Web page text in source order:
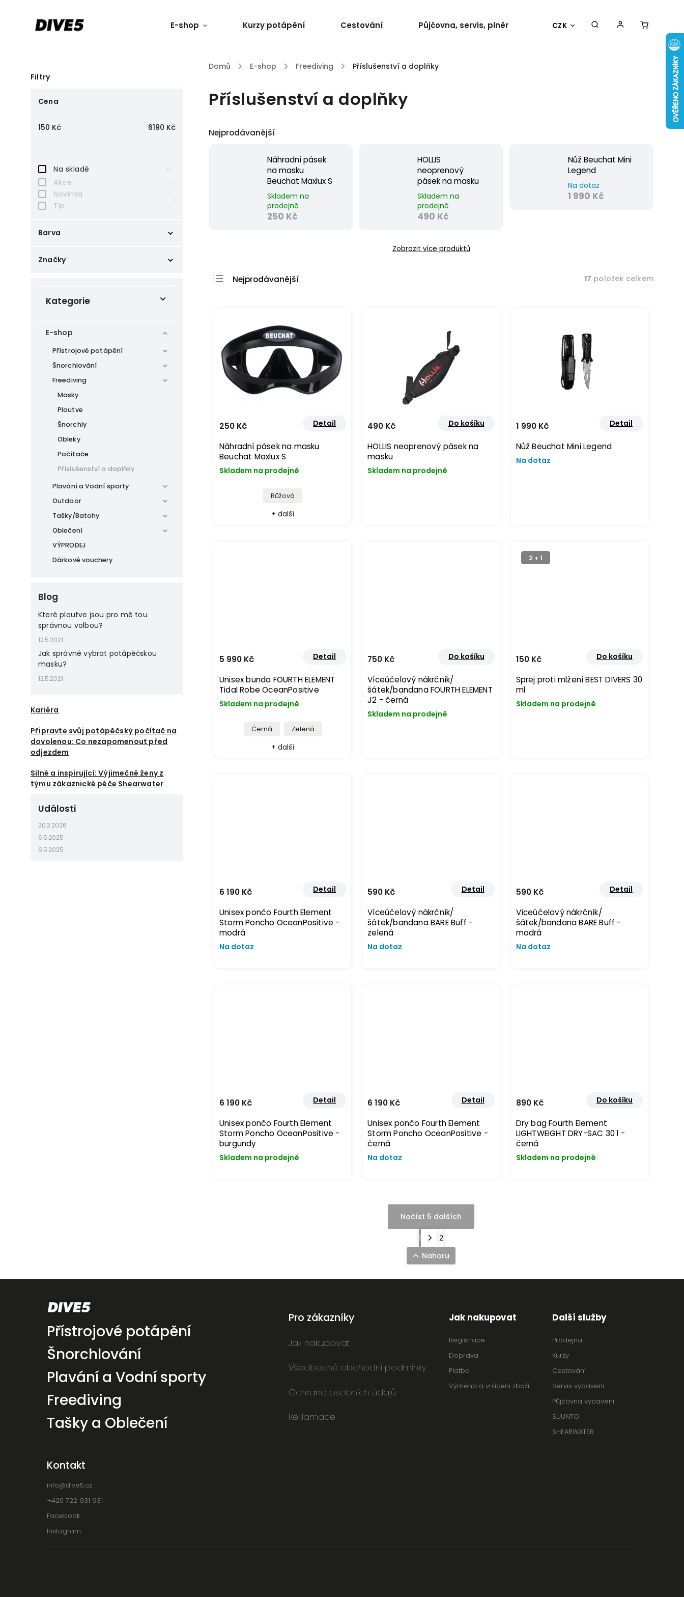
CZK
E-shop Kurzy potápění Cestování Půjčovna, servis, plnění Události Kontakty
Domů / E-shop / Freediving /
Příslušenství a doplňky
Filtry
Cena
150 Kč 6190 Kč
Na skladě 11
Akce
Novinka
Tip
Značky
Best Divers
fourth element
Hollis
Barva
Modrá
Burgundy
Kategorie
E-shop
Přístrojové potápění
Šnorchlování
Freediving
Masky
Ploutve
Šnorchly
Obleky
Počítače
Příslušenství a doplňky
Plavání a Vodní sporty
Outdoor
Tašky/Batohy
Oblečení
VÝPRODEJ
Dárkové vouchery
Blog
Které ploutve jsou pro mě tou
správnou volbou?
12.5.2021
Jak správně vybrat potápěčskou
masku?
12.5.2021
Kariéra
Připravte svůj potápěčský počítač na
dovolenou: Co nezapomenout před
odjezdem
Silné a inspirující: Výjimečné ženy z
týmu zákaznické péče Shearwater
Události
20.3.2026
6.5.2025
6.5.2025
Příslušenství a doplňky
Nejprodávanější
Náhradní pásek
na masku
Beuchat Maxlux S
Skladem na
prodejně
250 Kč
HOLLIS
neoprenový
pásek na masku
Skladem na
prodejně
490 Kč
Nůž Beuchat Mini
Legend
Na dotaz
1 990 Kč
Zobrazit více produktů
Nejprodávanější
Abecedně
17 položek celkem
Náhradní pásek na masku
Beuchat Maxlux S
Skladem na prodejně
250 Kč Detail
Růžová
+ další
HOLLIS neoprenový pásek na
masku
Skladem na prodejně
490 Kč Do košíku
Nůž Beuchat Mini Legend
Na dotaz
1 990 Kč Detail
Unisex bunda FOURTH ELEMENT
Tidal Robe OceanPositive
Skladem na prodejně
5 990 Kč Detail
Černá Zelená
+ další
Víceúčelový nákrčník/
šátek/bandana FOURTH ELEMENT
J2 - černá
Skladem na prodejně
750 Kč Do košíku
2 + 1
Sprej proti mlžení BEST DIVERS 30
ml
Skladem na prodejně
150 Kč Do košíku
Unisex pončo Fourth Element
Storm Poncho OceanPositive -
modrá
Na dotaz
6 190 Kč Detail
Víceúčelový nákrčník/
šátek/bandana BARE Buff -
zelená
Na dotaz
590 Kč Detail
Víceúčelový nákrčník/
šátek/bandana BARE Buff -
modrá
Na dotaz
590 Kč Detail
Unisex pončo Fourth Element
Storm Poncho OceanPositive -
burgundy
Skladem na prodejně
6 190 Kč Detail
Unisex pončo Fourth Element
Storm Poncho OceanPositive -
černá
Na dotaz
6 190 Kč Detail
Dry bag Fourth Element
LIGHTWEIGHT DRY-SAC 30 l -
černá
Skladem na prodejně
890 Kč Do košíku
Načíst 5 dalších
1
2
Nahoru
Přístrojové potápění
Šnorchlování
Plavání a Vodní sporty
Freediving
Tašky a Oblečení
Pro zákazníky
Jak nakupovat
Všeobecné obchodní podmínky
Ochrana osobních údajů
Reklamace
Jak nakupovat
Registrace
Doprava
Platba
Výměna a vrácení zboží
Další služby
Prodejna
Kurzy
Cestování
Servis vybavení
Půjčovna vybavení
SUUNTO
SHEARWATER
Kontakt
info@dive5.cz
+420 722 931 931
Facebook
Instagram